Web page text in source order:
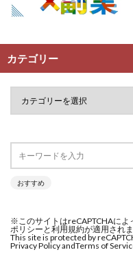
カテゴリー
おすすめ
※このサイトはreCAPTCHAによ
ポリシーと利用規約が適用され
This site is protected by
Privacy Policy andTerms of